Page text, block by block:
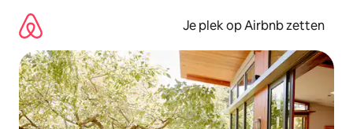
direct
naar
inhoud
Je plek op Airbnb zetten